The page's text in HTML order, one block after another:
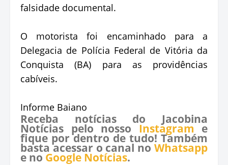
falsidade documental.
O motorista foi encaminhado para a
Delegacia de Polícia Federal de Vitória da
Conquista (BA) para as providências
cabíveis.
Informe Baiano
Receba notícias do Jacobina
Notícias pelo nosso Instagram e
fique por dentro de tudo! Também
basta acessar o canal no Whatsapp
e no Google Notícias.